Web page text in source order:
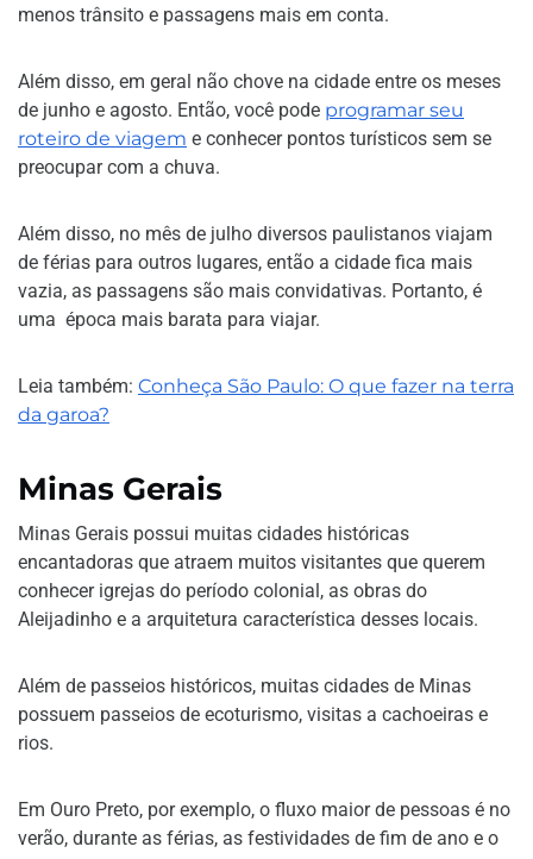
menos trânsito e passagens mais em conta.
Além disso, em geral não chove na cidade entre os meses
de junho e agosto. Então, você pode programar seu
roteiro de viagem e conhecer pontos turísticos sem se
preocupar com a chuva.
Além disso, no mês de julho diversos paulistanos viajam
de férias para outros lugares, então a cidade fica mais
vazia, as passagens são mais convidativas. Portanto, é
uma época mais barata para viajar.
Leia também: Conheça São Paulo: O que fazer na terra
da garoa?
Minas Gerais
Minas Gerais possui muitas cidades históricas
encantadoras que atraem muitos visitantes que querem
conhecer igrejas do período colonial, as obras do
Aleijadinho e a arquitetura característica desses locais.
Além de passeios históricos, muitas cidades de Minas
possuem passeios de ecoturismo, visitas a cachoeiras e
rios.
Em Ouro Preto, por exemplo, o fluxo maior de pessoas é no
verão, durante as férias, as festividades de fim de ano e o